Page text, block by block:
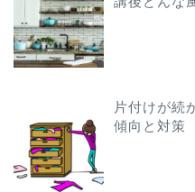
片付けが続
傾向と対策